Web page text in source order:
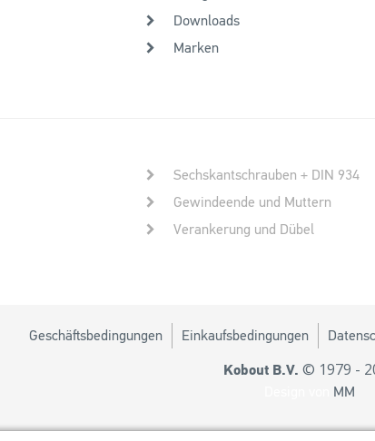
Downloads
Marken
Sechskantschrauben + DIN 934
Gewindeende und Muttern
Verankerung und Dübel
Geschäftsbedingungen Einkaufsbedingungen
Kobout B.V. © 1979 -
MM